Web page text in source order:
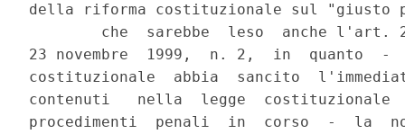
della riforma costituzionale sul "giusto
che  sarebbe  leso  anche l'art.
23 novembre  1999,  n. 2,  in  quanto
costituzionale  abbia  sancito
contenuti   nella  legge  costituzionale
procedimenti  penali  in  corso  -  la